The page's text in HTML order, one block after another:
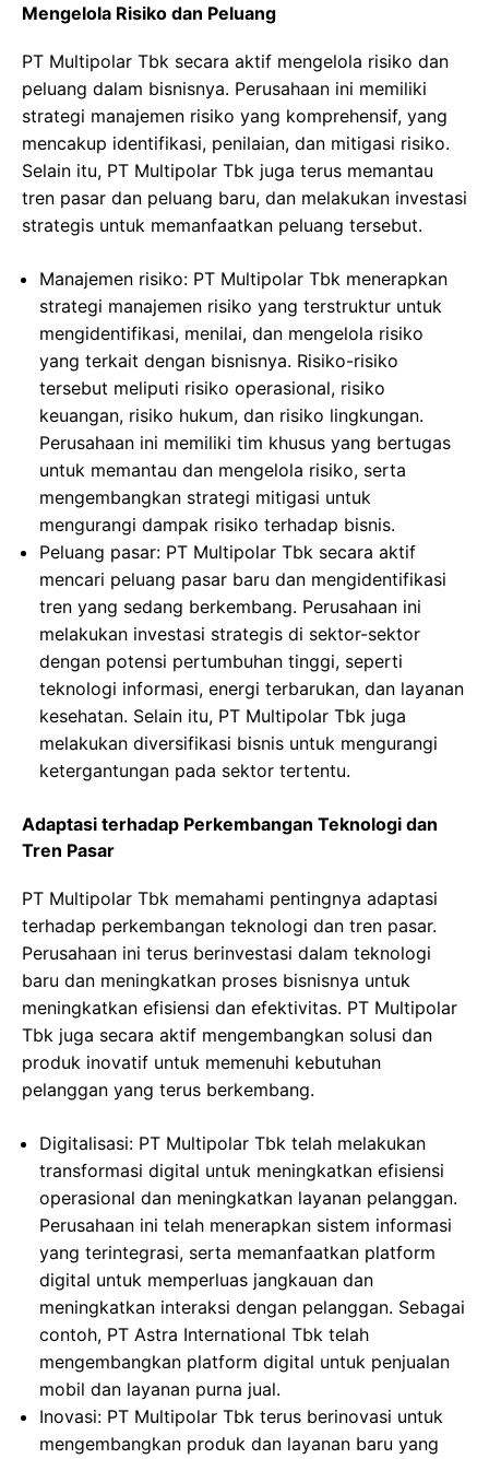
Mengelola Risiko dan Peluang
PT Multipolar Tbk secara aktif mengelola risiko dan
peluang dalam bisnisnya. Perusahaan ini memiliki
strategi manajemen risiko yang komprehensif, yang
mencakup identifikasi, penilaian, dan mitigasi risiko.
Selain itu, PT Multipolar Tbk juga terus memantau
tren pasar dan peluang baru, dan melakukan investasi
strategis untuk memanfaatkan peluang tersebut.
Manajemen risiko: PT Multipolar Tbk menerapkan
strategi manajemen risiko yang terstruktur untuk
mengidentifikasi, menilai, dan mengelola risiko
yang terkait dengan bisnisnya. Risiko-risiko
tersebut meliputi risiko operasional, risiko
keuangan, risiko hukum, dan risiko lingkungan.
Perusahaan ini memiliki tim khusus yang bertugas
untuk memantau dan mengelola risiko, serta
mengembangkan strategi mitigasi untuk
mengurangi dampak risiko terhadap bisnis.
Peluang pasar: PT Multipolar Tbk secara aktif
mencari peluang pasar baru dan mengidentifikasi
tren yang sedang berkembang. Perusahaan ini
melakukan investasi strategis di sektor-sektor
dengan potensi pertumbuhan tinggi, seperti
teknologi informasi, energi terbarukan, dan layanan
kesehatan. Selain itu, PT Multipolar Tbk juga
melakukan diversifikasi bisnis untuk mengurangi
ketergantungan pada sektor tertentu.
Adaptasi terhadap Perkembangan Teknologi dan
Tren Pasar
PT Multipolar Tbk memahami pentingnya adaptasi
terhadap perkembangan teknologi dan tren pasar.
Perusahaan ini terus berinvestasi dalam teknologi
baru dan meningkatkan proses bisnisnya untuk
meningkatkan efisiensi dan efektivitas. PT Multipolar
Tbk juga secara aktif mengembangkan solusi dan
produk inovatif untuk memenuhi kebutuhan
pelanggan yang terus berkembang.
Digitalisasi: PT Multipolar Tbk telah melakukan
transformasi digital untuk meningkatkan efisiensi
operasional dan meningkatkan layanan pelanggan.
Perusahaan ini telah menerapkan sistem informasi
yang terintegrasi, serta memanfaatkan platform
digital untuk memperluas jangkauan dan
meningkatkan interaksi dengan pelanggan. Sebagai
contoh, PT Astra International Tbk telah
mengembangkan platform digital untuk penjualan
mobil dan layanan purna jual.
Inovasi: PT Multipolar Tbk terus berinovasi untuk
mengembangkan produk dan layanan baru yang